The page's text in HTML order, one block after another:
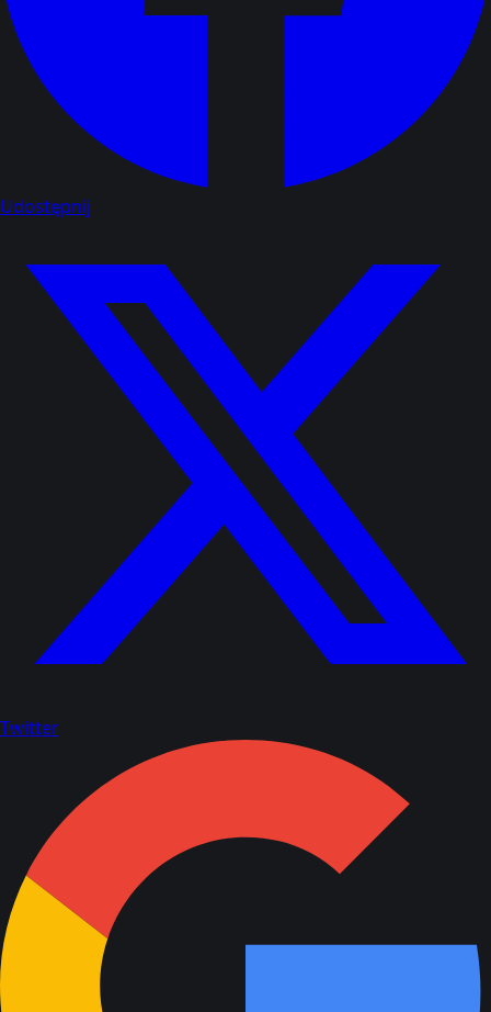
Udostępnij
Twitter